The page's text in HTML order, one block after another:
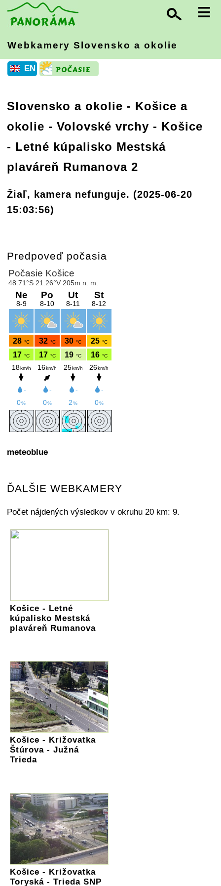
≡
Webkamery Slovensko a okolie
EN
Slovensko a okolie - Košice a
okolie - Volovské vrchy - Košice
- Letné kúpalisko Mestská
plaváreň Rumanova 2
Žiaľ, kamera nefunguje. (2025-06-20
15:03:56)
Predpoveď počasia
meteoblue
ĎALŠIE WEBKAMERY
Počet nájdených výsledkov v okruhu 20 km: 9.
Košice - Letné
kúpalisko Mestská
plaváreň Rumanova
Košice - Križovatka
Štúrova - Južná
Trieda
Košice - Križovatka
Toryská - Trieda SNP